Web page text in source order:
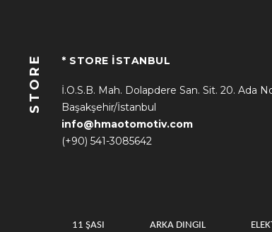
STORE * STORE İSTANBUL
İ.O.S.B. Mah. Dolapdere San. Sit. 20. Ada
Başakşehir/İstanbul
info@hmaotomotiv.com
(+90) 541-3085642
11 ŞASI ARKA DINGIL